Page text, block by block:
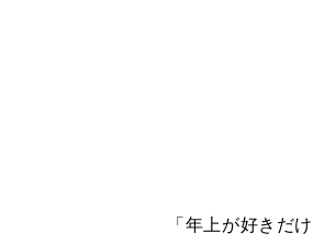
「年上が好きだ